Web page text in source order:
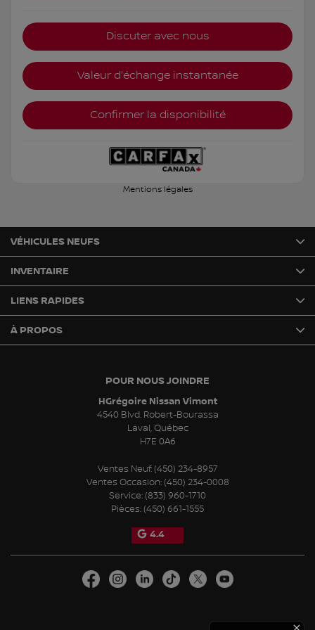
Discuter avec nous
Valeur d'échange instantanée
Confirmer la disponibilité
Mentions légales
POUR NOUS JOINDRE
HGrégoire Nissan Vimont
4540 Blvd. Robert-Bourassa
Laval,Québec
H7E 0A6
Ventes Neuf: (450) 234-8957
Ventes Occasion: (450) 234-0008
Service: (833) 960-1710
Pièces: (450) 661-1555
4.4
VÉHICULES NEUFS
INVENTAIRE
LIENS RAPIDES
À PROPOS